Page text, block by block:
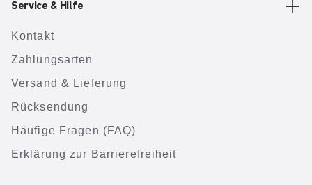
Service & Hilfe
Kontakt
Zahlungsarten
Versand & Lieferung
Rücksendung
Häufige Fragen (FAQ)
Erklärung zur Barrierefreiheit